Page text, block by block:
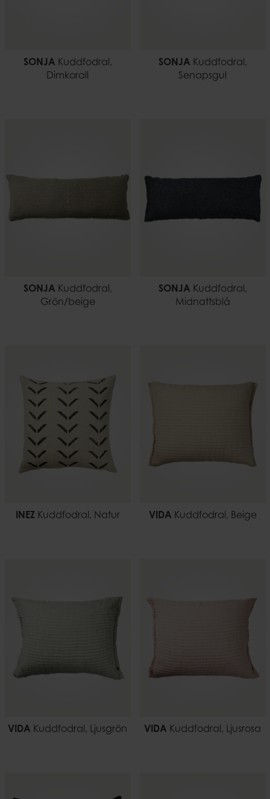
SONJA Kuddfodral,
Dimkorall
SONJA Kuddfodral,
Senapsgul
SONJA Kuddfodral,
Grön/beige
SONJA Kuddfodral,
Midnattsblå
INEZ Kuddfodral, Natur VIDA Kuddfodral, Beige
VIDA Kuddfodral, Ljusgrön VIDA Kuddfodral, Ljusrosa